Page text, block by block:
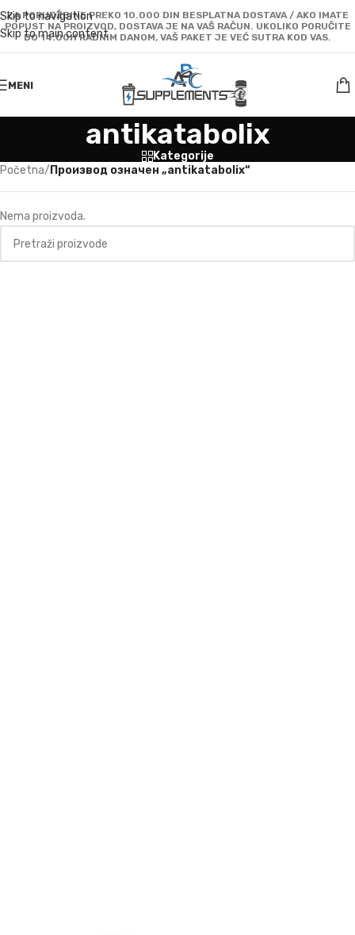
Skip to navigation
Skip to main content
ZA PORUDŽBINE PREKO 10.000 DIN BESPLATNA DOSTAVA / AKO IMATE
POPUST NA PROIZVOD, DOSTAVA JE NA VAŠ RAČUN. UKOLIKO PORUČITE
DO 14:00H RADNIM DANOM, VAŠ PAKET JE VEĆ SUTRA KOD VAS.
MENI
antikatabolix
Kategorije
Početna/ Производ oзначен „antikatabolix“
Nema proizvoda.